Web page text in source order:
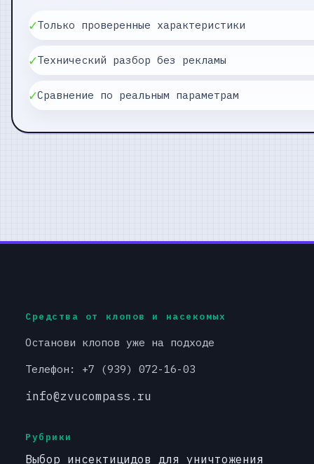
✓Только проверенные характеристики
✓Технический разбор без рекламы
✓Сравнение по реальным параметрам
Средства от клопов и насекомых
Останови клопов уже на подходе
Телефон: +7 (939) 072-16-03
info@zvucompass.ru
Рубрики
Выбор инсектицидов для уничтожения